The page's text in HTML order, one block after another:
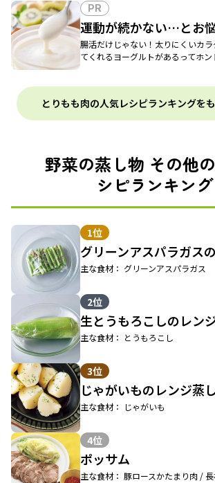
PR
運動が続かない…とお
腸活だけじゃない！太りにくいカ
てくれるヨーグルトがあるってホン
とりもも肉の人気レシピランキングを
野菜の蒸し物 その他
シピランキング
1位
グリーンアスパラガス
主な食材： グリーンアスパラガス
2位
生とうもろこしのレン
主な食材： とうもろこし
3位
じゃがいものレンジ蒸し
主な食材： じゃがいも
4位
ポッサム
主な食材： 豚ロースかたまり肉 /